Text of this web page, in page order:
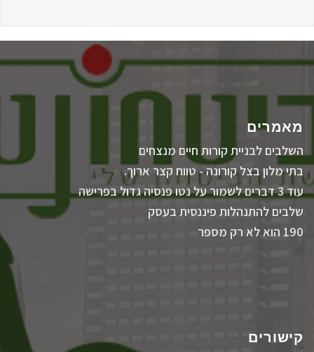
מאמרים
השלבים לבניית קורות חיים מנצחים
בתי מלון בצל קורונה - טווח קצר ארוך.
עוד 3 דברים לשמור על נטו פנסיה גדול בפרישה
שלבים להתנהלות פיננסית בעסק
190 הוא לא רק מספר
קישורים